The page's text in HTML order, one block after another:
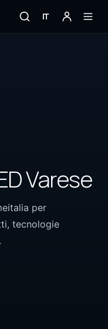
IT
Varese
per
tecnologie